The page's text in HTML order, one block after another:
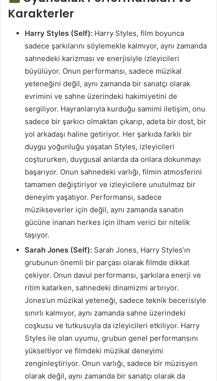
Karakterler
Harry Styles (Self): Harry Styles, film boyunca
sadece şarkılarını söylemekle kalmıyor, aynı zamanda
sahnedeki karizması ve enerjisiyle izleyicileri
büyülüyor. Onun performansı, sadece müzikal
yeteneğini değil, aynı zamanda bir sanatçı olarak
evrimini ve sahne üzerindeki hakimiyetini de
sergiliyor. Hayranlarıyla kurduğu samimi iletişim, onu
sadece bir şarkıcı olmaktan çıkarıp, adeta bir dost, bir
yol arkadaşı haline getiriyor. Her şarkıda farklı bir
duygu yoğunluğu yaşatan Styles, izleyicileri
coştururken, duygusal anlarda da onlara dokunmayı
başarıyor. Onun sahnedeki varlığı, filmin atmosferini
tamamen değiştiriyor ve izleyicilere unutulmaz bir
deneyim yaşatıyor. Performansı, sadece
müzikseverler için değil, aynı zamanda sanatın
gücüne inanan herkes için ilham verici bir nitelik
taşıyor.
Sarah Jones (Self): Sarah Jones, Harry Styles’ın
grubunun önemli bir parçası olarak filmde dikkat
çekiyor. Onun davul performansı, şarkılara enerji ve
ritim katarken, sahnedeki dinamizmi artırıyor.
Jones’un müzikal yeteneği, sadece teknik becerisiyle
sınırlı kalmıyor, aynı zamanda sahne üzerindeki
coşkusu ve tutkusuyla da izleyicileri etkiliyor. Harry
Styles ile olan uyumu, grubun genel performansını
yükseltiyor ve filmdeki müzikal deneyimi
zenginleştiriyor. Onun varlığı, sadece bir müzisyen
olarak değil, aynı zamanda bir sanatçı olarak da